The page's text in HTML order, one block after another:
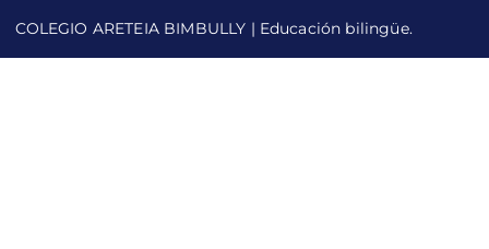
COLEGIO ARETEIA BIMBULLY | Educación bilingüe.